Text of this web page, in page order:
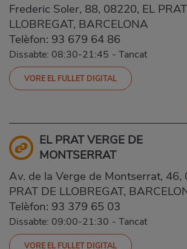
Frederic Soler, 88, 08220, EL
LLOBREGAT, BARCELONA
Telèfon: 93 679 64 86
Dissabte: 08:30-21:45 - Tancat
VORE EL FULLET DIGITAL
EL PRAT VERGE DE
MONTSERRAT
Av. de la Verge de Montserrat, 46,
PRAT DE LLOBREGAT,
Telèfon: 93 379 65 03
Dissabte: 09:00-21:30 - Tancat
VORE EL FULLET DIGITAL